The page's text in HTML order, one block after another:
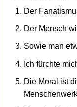
Der
Der Mensch
Sowie man
Ich fürchte
Die Moral ist